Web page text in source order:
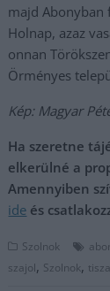
majd Abonyban
Holnap, azaz
onnan
Örményes
Kép: Magyar
Ha szeretne
elkerülné a
Amennyiben
ide és
Szolnok
szajol, Szolnok, tisza